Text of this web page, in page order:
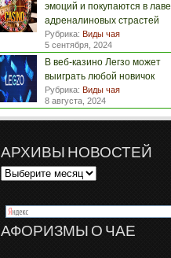
эмоций и покупаются в лаве
адреналиновых страстей
Рубрика: Виды чая
5 сентября, 2024
В веб-казино Легзо может
выиграть любой новичок
Рубрика: Виды чая
8 августа, 2024
АРХИВЫ НОВОСТЕЙ
АФОРИЗМЫ О ЧАЕ